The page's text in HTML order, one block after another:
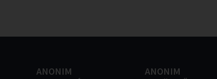
ANONIM
ANONIM